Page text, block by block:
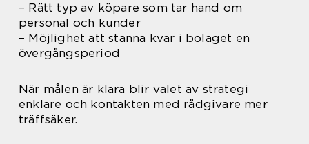
– Rätt typ av köpare som tar hand om
personal och kunder
– Möjlighet att stanna kvar i bolaget en
övergångsperiod
När målen är klara blir valet av strategi
enklare och kontakten med rådgivare mer
träffsäker.